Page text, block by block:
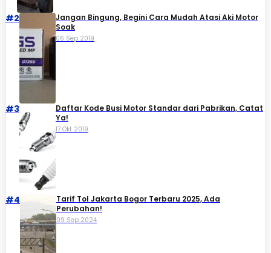
#2
Jangan Bingung, Begini Cara Mudah Atasi Aki Motor
Soak
06 Sep 2019
#3
Daftar Kode Busi Motor Standar dari Pabrikan, Catat
Ya!
17 Okt 2019
#4
Tarif Tol Jakarta Bogor Terbaru 2025, Ada
Perubahan!
09 Sep 2024